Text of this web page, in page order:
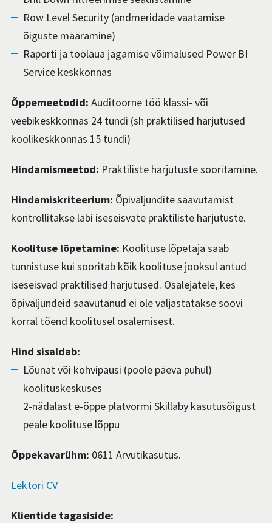
Row Level Security (andmeridade vaatamise
õiguste määramine)
Raporti ja töölaua jagamise võimalused Power BI
Service keskkonnas
Õppemeetodid: Auditoorne töö klassi- või
veebikeskkonnas 24 tundi (sh praktilised harjutused
koolikeskkonnas 15 tundi)
Hindamismeetod: Praktiliste harjutustesooritamine.
Hindamiskriteerium: Õpiväljundite saavutamist
kontrollitakse läbi iseseisvate praktiliste harjutuste.
Koolituse lõpetamine: Koolituse lõpetaja saab
tunnistuse kui sooritab kõik koolituse jooksul antud
iseseisvad praktilised harjutused. Osalejatele, kes
õpiväljundeid saavutanud ei ole väljastatakse soovi
korral tõend koolitusel osalemisest.
Hind sisaldab:
Lõunat või kohvipausi (poole päeva puhul)
koolituskeskuses
2-nädalast e-õppe platvormi Skillaby kasutusõigust
peale koolituse lõppu
Õppekavarühm: 0611 Arvutikasutus.
Lektori CV
Klientide tagasiside: